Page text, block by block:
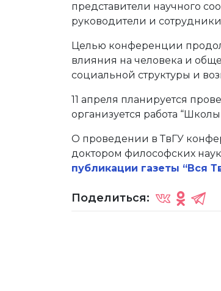
представители научного
руководители и
Целью конференции
влияния на человека и
социальной структуры и
11 апреля планируется
организуется работа
О проведении в ТвГУ
доктором философских
публикации газеты “Вся
Поделиться: